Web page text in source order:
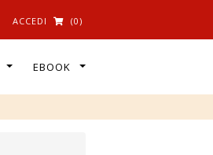
ACCEDI (0)
EBOOK